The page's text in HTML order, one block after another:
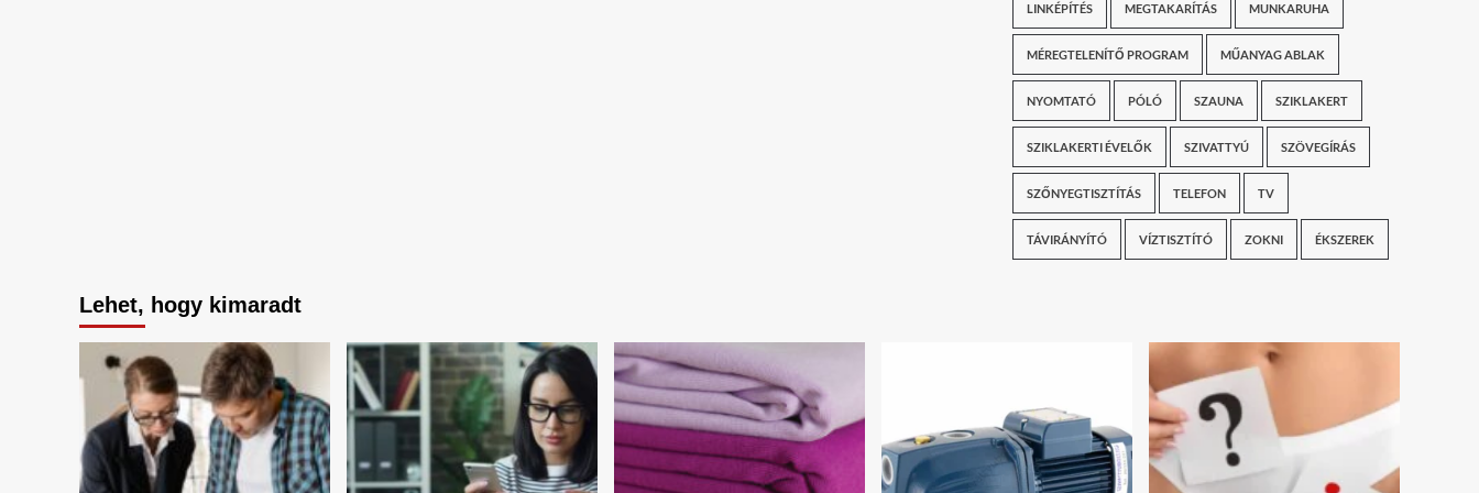
LINKÉPÍTÉS MEGTAKARÍTÁS MUNKARUHA
MÉREGTELENÍTŐ PROGRAM MŰANYAG ABLAK
NYOMTATÓ PÓLÓ SZAUNA SZIKLAKERT
SZIKLAKERTI ÉVELŐK SZIVATTYÚ SZÖVEGÍRÁS
SZŐNYEGTISZTÍTÁS TELEFON TV
TÁVIRÁNYÍTÓ VÍZTISZTÍTÓ ZOKNI ÉKSZEREK
Lehet, hogy kimaradt